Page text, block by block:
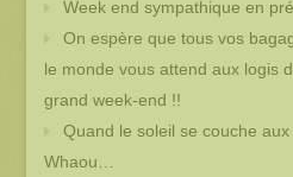
Week end sympathique en
On espère que tous vos
le monde vous attend aux logis
grand week-end !!
Quand le soleil se couche aux
Whaou…